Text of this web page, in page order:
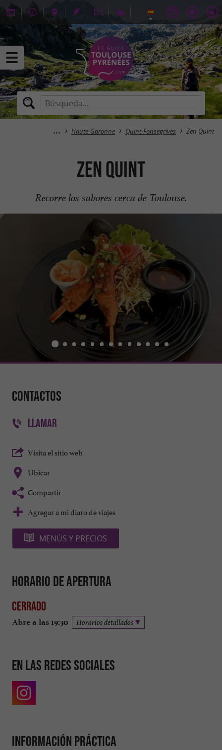
Haute-Garonne Quint-Fonsegrives Zen Quint
Zen Quint
Recorre los sabores cerca de Toulouse.
Contactos
LLAMAR
Visita el sitio web
Ubicar
Compartir
Agregar a mi diaro de viajes
MENÚS Y PRECIOS
Horario de apertura
Cerrado
Abre a las 19:30 Horarios detallados
En las redes sociales
Información práctica